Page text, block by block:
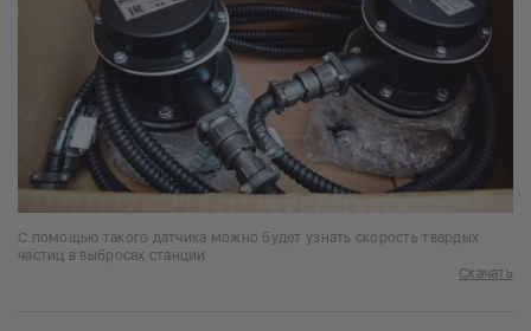
С помощью такого датчика можно будет узнать скорость твердых
частиц в выбросах станции
Скачать